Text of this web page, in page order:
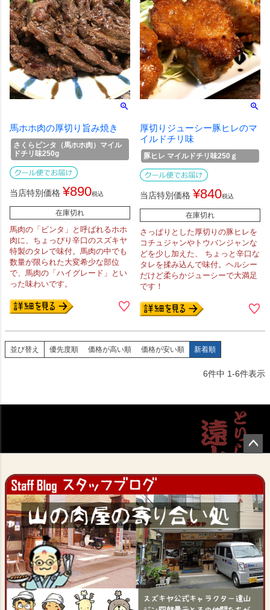
馬ホホ肉の厚切り旨み焼き
さくらビンタ（馬ホホ肉）マイル
ドチリ味250g
当店特別価格 ¥890税込
在庫切れ
馬肉の「ビンタ」と呼ばれるホホ
肉に、ちょっぴり辛口のスズキヤ
特製のタレで味付。馬肉の中でも
数量が限られた大変希少な部位
で、馬肉の「ハイグレード」とい
った味わいです。
厚切りジューシー豚ヒレのマ
イルドチリ味
豚ヒレ マイルドチリ味250ｇ
当店特別価格 ¥840税込
在庫切れ
さっぱりとした厚切りの豚ヒレを
コチュジャンやトウバンジャンな
どを少し加えた、 ちょっと辛口な
タレを揉み込んで味付。ヘルシー
だけど柔らかジューシーで大満足
です！
並び替え 優先度順 価格が高い順 価格が安い順 新着順
6件中 1-6件表示
ジト
へ